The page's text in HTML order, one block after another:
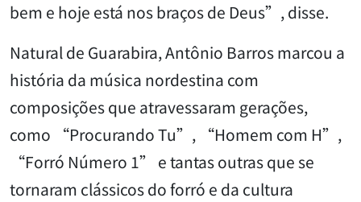
bem e hoje está nos braços de Deus”, disse.
Natural de Guarabira, Antônio Barros marcou a
história da música nordestina com
composições que atravessaram gerações,
como “Procurando Tu”, “Homem com H”,
“Forró Número 1” e tantas outras que se
tornaram clássicos do forró e da cultura